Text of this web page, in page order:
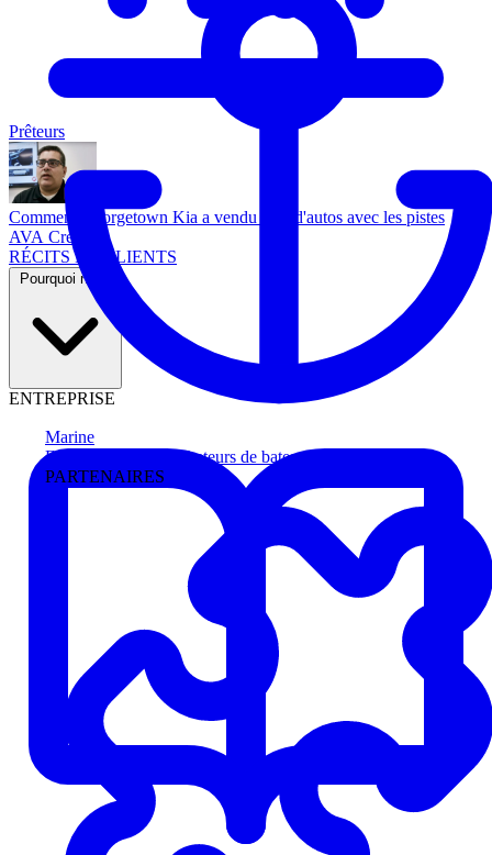
Marine
Faites avancer les acheteurs de bateau
PARTENAIRES
Prêteurs
Comment Georgetown Kia a vendu plus d'autos avec les pistes
AVA Credit
RÉCITS DE CLIENTS
Pourquoi nous
ENTREPRISE